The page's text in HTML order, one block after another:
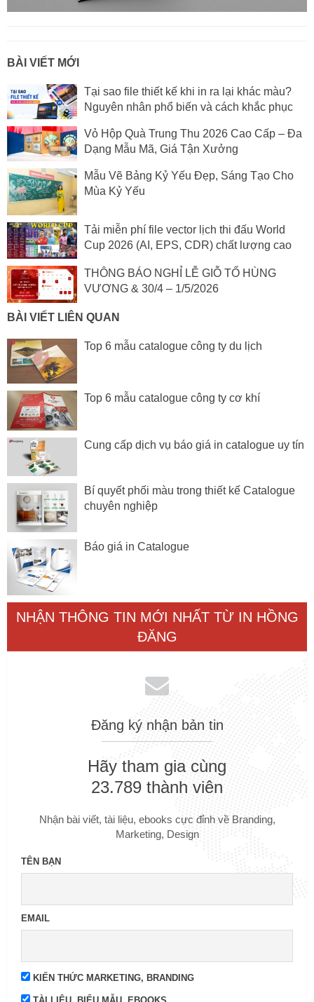
BÀI VIẾT MỚI
Tại sao file thiết kế khi in ra lại khác màu?
Nguyên nhân phổ biến và cách khắc phục
Vỏ Hộp Quà Trung Thu 2026 Cao Cấp – Đa
Dạng Mẫu Mã, Giá Tận Xưởng
Mẫu Vẽ Bảng Kỷ Yếu Đẹp, Sáng Tạo Cho
Mùa Kỷ Yếu
Tải miễn phí file vector lịch thi đấu World
Cup 2026 (AI, EPS, CDR) chất lượng cao
THÔNG BÁO NGHỈ LỄ GIỖ TỔ HÙNG
VƯƠNG & 30/4 – 1/5/2026
BÀI VIẾT LIÊN QUAN
Top 6 mẫu catalogue công ty du lịch
Top 6 mẫu catalogue công ty cơ khí
Cung cấp dịch vụ báo giá in catalogue uy tín
Bí quyết phối màu trong thiết kế Catalogue
chuyên nghiệp
Báo giá in Catalogue
NHẬN THÔNG TIN MỚI NHẤT TỪ IN HỒNG
ĐĂNG
Đăng ký nhận bản tin
Hãy tham gia cùng
23.789 thành viên
Nhận bài viết, tài liệu, ebooks cực đỉnh về Branding,
Marketing, Design
TÊN BẠN
EMAIL
KIẾN THỨC MARKETING, BRANDING